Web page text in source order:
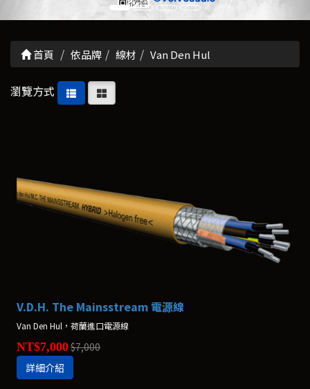
首頁 依品牌 線材 Van Den Hul
瀏覽方式
V.D.H. The Mainsstream 電源線
Van Den Hul，荷蘭進口電源線
NT$7,000$7,000
詳細介紹